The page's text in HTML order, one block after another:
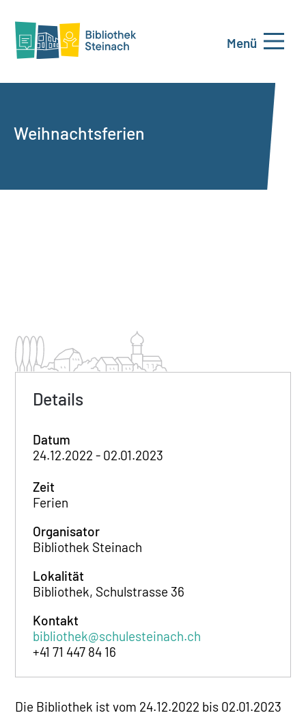
Menü
Weihnachtsferien
Details
Datum
24.12.2022 - 02.01.2023
Zeit
Ferien
Organisator
Bibliothek Steinach
Lokalität
Bibliothek, Schulstrasse 36
Kontakt
bibliothek@schulesteinach.ch
+41 71 447 84 16
Die Bibliothek ist vom 24.12.2022 bis 02.01.2023